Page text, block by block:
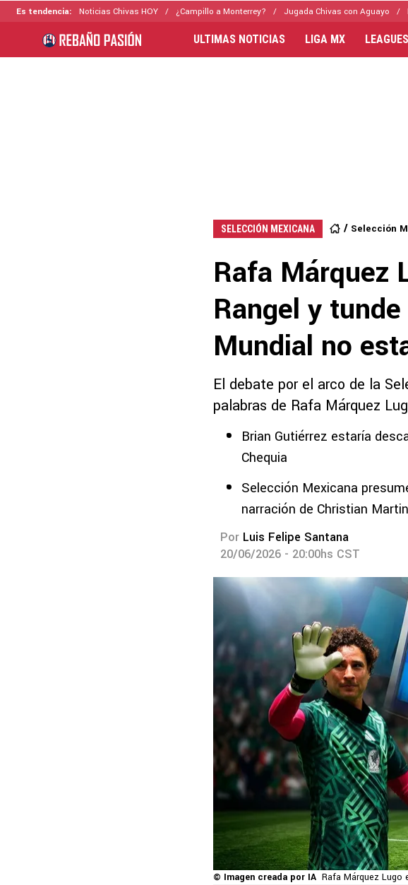
Es tendencia: Noticias Chivas HOY ¿Campillo a Monterrey? Jugada Chivas con Aguayo
ULTIMAS NOTICIAS LIGA MX
SELECCIÓN MEXICANA Selección
Rafa Márquez
Rangel y
Mundial no
El debate por el arco de la
palabras de Rafa Márquez
Brian Gutiérrez estaría
Chequia
Selección Mexicana
narración de Christian
Por Luis Felipe Santana
20/06/2026 - 20:00hs CST
© Imagen creada por IA Rafa Márquez Lugo